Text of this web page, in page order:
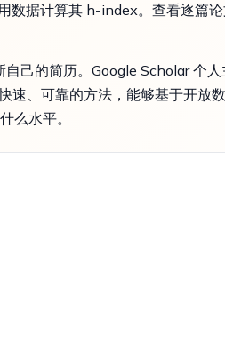
数据计算其 h-index。查看逐篇
己的简历。Google Scholar 个人
速、可靠的方法，能够基于开放
么水平。